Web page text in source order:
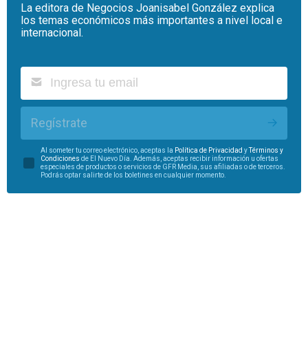
La editora de Negocios Joanisabel González explica
los temas económicos más importantes a nivel local e
internacional.
Regístrate
Al someter tu correo electrónico, aceptas la Política de Privacidad yTérminos y
Condiciones de El Nuevo Día. Además, aceptas recibir información u ofertas
especiales de productos o servicios de GFR Media, sus afiliadas o de terceros.
Podrás optar salirte de los boletines en cualquier momento.